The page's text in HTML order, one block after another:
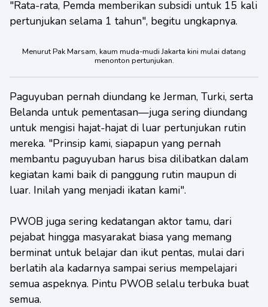
"Rata-rata, Pemda memberikan subsidi untuk 15 kali
pertunjukan selama 1 tahun", begitu ungkapnya.
Menurut Pak Marsam, kaum muda-mudi Jakarta kini mulai datang
menonton pertunjukan.
Paguyuban pernah diundang ke Jerman, Turki, serta
Belanda untuk pementasan—juga sering diundang
untuk mengisi hajat-hajat di luar pertunjukan rutin
mereka. "Prinsip kami, siapapun yang pernah
membantu paguyuban harus bisa dilibatkan dalam
kegiatan kami baik di panggung rutin maupun di
luar. Inilah yang menjadi ikatan kami".
PWOB juga sering kedatangan aktor tamu, dari
pejabat hingga masyarakat biasa yang memang
berminat untuk belajar dan ikut pentas, mulai dari
berlatih ala kadarnya sampai serius mempelajari
semua aspeknya. Pintu PWOB selalu terbuka buat
semua.